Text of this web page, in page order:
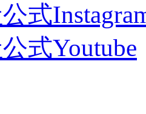
式
式Youtube